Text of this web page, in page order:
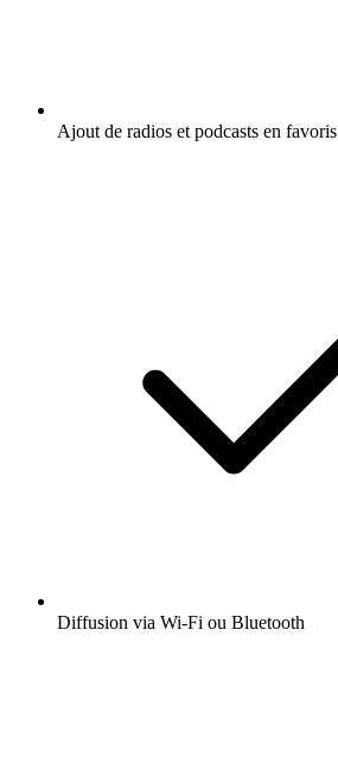
Ajout de radios et podcasts en favoris
Diffusion via Wi-Fi ou Bluetooth